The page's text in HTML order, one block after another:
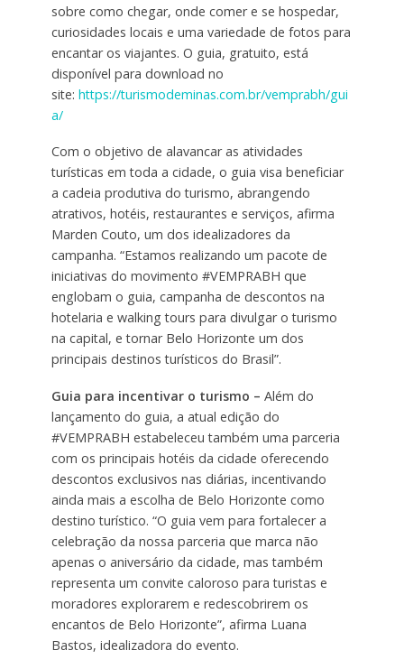
sobre como chegar, onde comer e se hospedar,
curiosidades locais e uma variedade de fotos para
encantar os viajantes. O guia, gratuito, está
disponível para download no
site: https://turismodeminas.com.br/vemprabh/gui
a/
Com o objetivo de alavancar as atividades
turísticas em toda a cidade, o guia visa beneficiar
a cadeia produtiva do turismo, abrangendo
atrativos, hotéis, restaurantes e serviços, afirma
Marden Couto, um dos idealizadores da
campanha. “Estamos realizando um pacote de
iniciativas do movimento #VEMPRABH que
englobam o guia, campanha de descontos na
hotelaria e walking tours para divulgar o turismo
na capital, e tornar Belo Horizonte um dos
principais destinos turísticos do Brasil”.
Guia para incentivar o turismo – Além do
lançamento do guia, a atual edição do
#VEMPRABH estabeleceu também uma parceria
com os principais hotéis da cidade oferecendo
descontos exclusivos nas diárias, incentivando
ainda mais a escolha de Belo Horizonte como
destino turístico. “O guia vem para fortalecer a
celebração da nossa parceria que marca não
apenas o aniversário da cidade, mas também
representa um convite caloroso para turistas e
moradores explorarem e redescobrirem os
encantos de Belo Horizonte”, afirma Luana
Bastos, idealizadora do evento.